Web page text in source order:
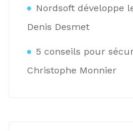
Nordsoft développe
Denis Desmet
5 conseils pour
Christophe Monnier